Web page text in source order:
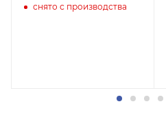
WIFI/Bluetooth,
снято с производства